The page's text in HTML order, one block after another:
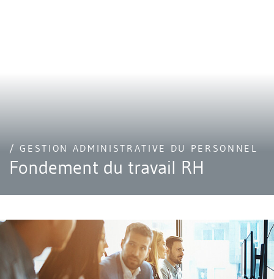
/ GESTION ADMINISTRATIVE DU PERSONNEL
Fondement du travail RH